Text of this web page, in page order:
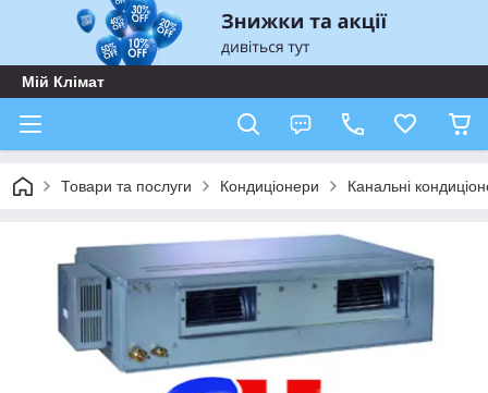
Мій Клімат
Товари та послуги Кондиціонери Канальні